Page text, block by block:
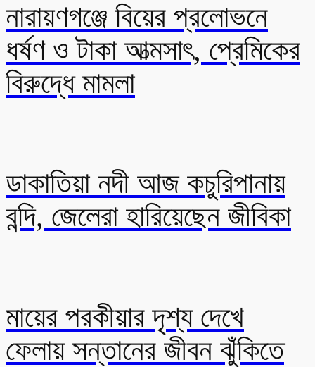
নারায়ণগঞ্জে বিয়ের প্রলোভনে
ধর্ষণ ও টাকা আত্মসাৎ, প্রেমিকের
বিরুদ্ধে মামলা
ডাকাতিয়া নদী আজ কচুরিপানায়
বন্দি, জেলেরা হারিয়েছেন জীবিকা
মায়ের পরকীয়ার দৃশ্য দেখে
ফেলায় সন্তানের জীবন ঝুঁকিতে